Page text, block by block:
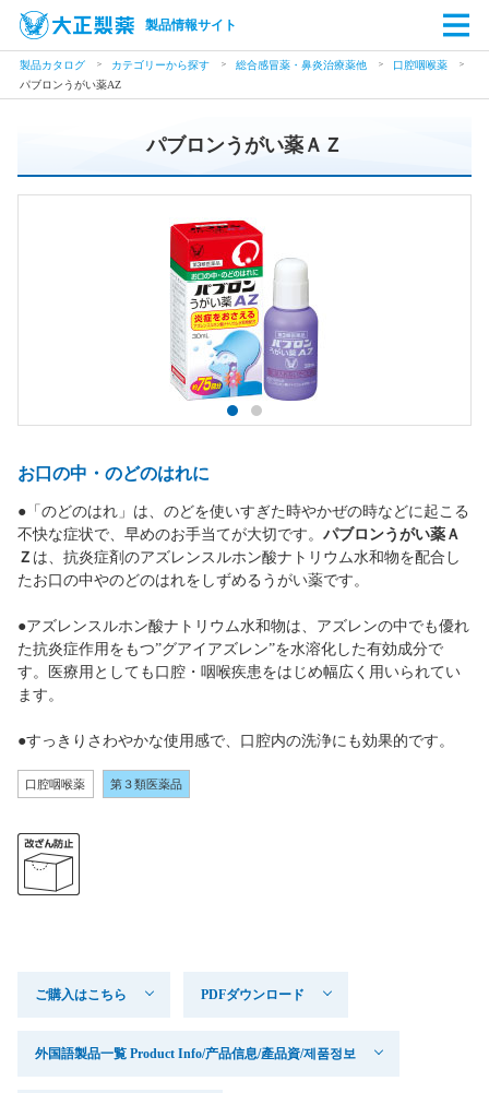
製品情報サイト
製品カタログ カテゴリーから探す 総合感冒薬・鼻炎治療薬他
口腔咽喉薬
パブロンうがい薬AZ
パブロンうがい薬ＡＺ
お口の中・のどのはれに
●「のどのはれ」は、のどを使いすぎた時やかぜの時などに起こる
不快な症状で、早めのお手当てが大切です。 パブロンうがい薬Ａ
Ｚ は、抗炎症剤のアズレンスルホン酸ナトリウム水和物を配合し
たお口の中やのどのはれをしずめるうがい薬です。
●アズレンスルホン酸ナトリウム水和物は、アズレンの中でも優れ
た抗炎症作用をもつ”グアイアズレン”を水溶化した有効成分で
す。医療用としても口腔・咽喉疾患をはじめ幅広く用いられてい
ます。
●すっきりさわやかな使用感で、口腔内の洗浄にも効果的です。
口腔咽喉薬 第３類医薬品
ご購入はこちら PDFダウンロード
外国語製品一覧 Product Info/产品信息/產品資/제품정보